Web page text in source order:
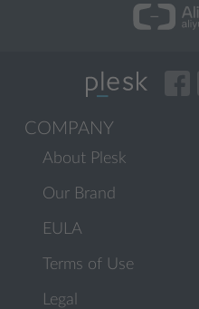
COMPANY
About Plesk
Our Brand
EULA
Terms of Use
Legal